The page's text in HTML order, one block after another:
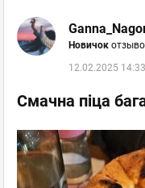
Новичок
12.02.2025 14:33
Смачна піца